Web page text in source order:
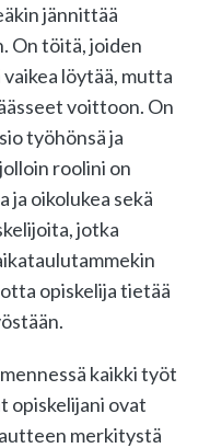
jännittää
On töitä, joiden
löytää, mutta
voittoon. On
työhönsä ja
roolini on
ja oikolukea sekä
jotka
opiskelija tietää
kaikki työt
opiskelijani ovat
merkitystä